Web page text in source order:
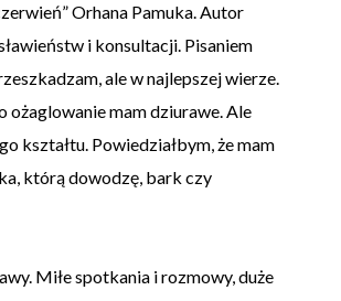
Orhana Pamuka. Autor
i konsultacji. Pisaniem
ale w najlepszej wierze.
mam dziurawe. Ale
kształtu. Powiedziałbym, że mam
którą dowodzę, bark czy
Miłe spotkania i rozmowy, duże